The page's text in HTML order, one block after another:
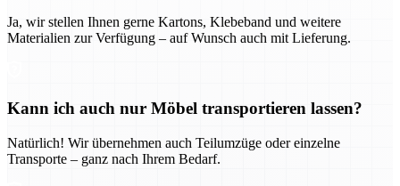
Ja, wir stellen Ihnen gerne Kartons, Klebeband und weitere
Materialien zur Verfügung – auf Wunsch auch mit Lieferung.
Kann ich auch nur Möbel transportieren lassen?
Natürlich! Wir übernehmen auch Teilumzüge oder einzelne
Transporte – ganz nach Ihrem Bedarf.